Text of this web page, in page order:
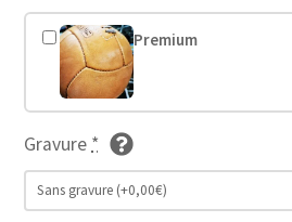
Premium
Gravure *